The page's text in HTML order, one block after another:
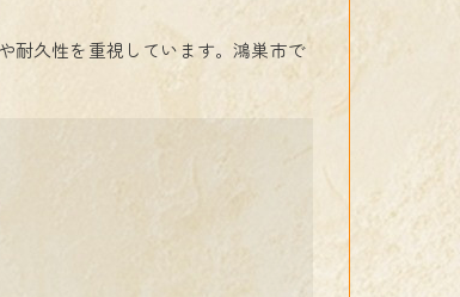
耐久性を重視しています。鴻巣市で